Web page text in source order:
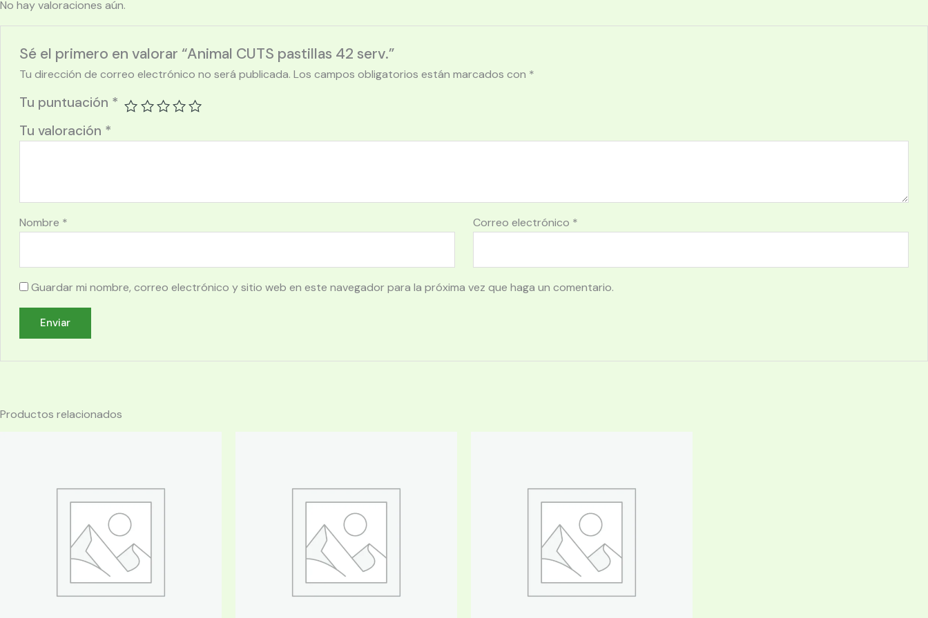
No hay valoraciones aún.
Sé el primero en valorar “Animal CUTS pastillas 42 serv.”
Tu dirección de correo electrónico no será publicada. Los campos obligatorios están marcados con *
Tu puntuación *
Tu valoración *
Nombre * Correo electrónico *
Guardar mi nombre, correo electrónico y sitio web en este navegador para la próxima vez que haga un comentario.
Productos relacionados